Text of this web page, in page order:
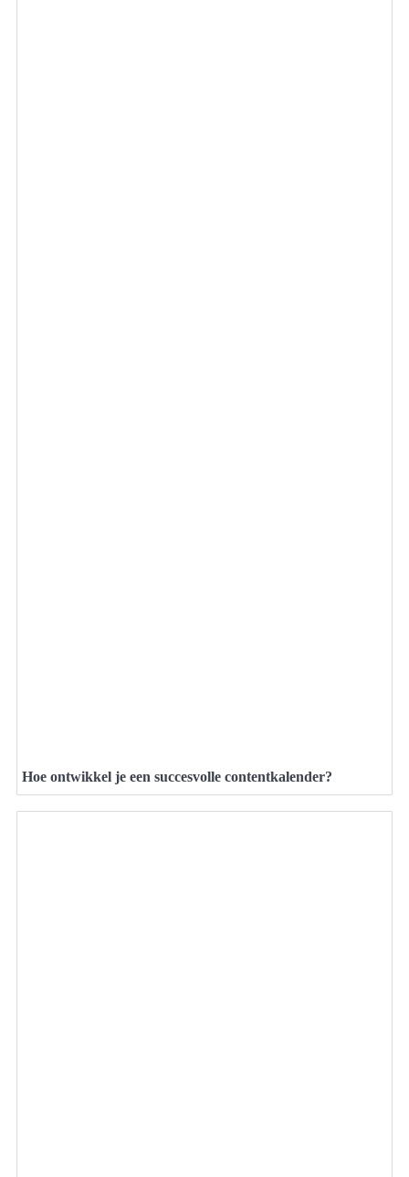
Hoe ontwikkel je een succesvolle contentkalender?